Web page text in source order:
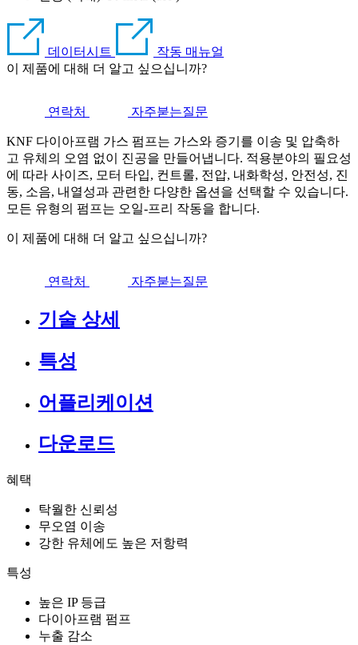
데이터시트
작동 매뉴얼
이 제품에 대해 더 알고 싶으십니까?
연락처 자주붇는질문
KNF 다이아프램 가스 펌프는 가스와 증기를 이송 및 압축하
고 유체의 오염 없이 진공을 만들어냅니다. 적용분야의 필요성
에 따라 사이즈, 모터 타입, 컨트롤, 전압, 내화학성, 안전성, 진
동, 소음, 내열성과 관련한 다양한 옵션을 선택할 수 있습니다.
모든 유형의 펌프는 오일-프리 작동을 합니다.
이 제품에 대해 더 알고 싶으십니까?
연락처 자주붇는질문
기술 상세
특성
어플리케이션
다운로드
혜택
탁월한 신뢰성
무오염 이송
강한 유체에도 높은 저항력
특성
높은 IP 등급
다이아프램 펌프
누출 감소